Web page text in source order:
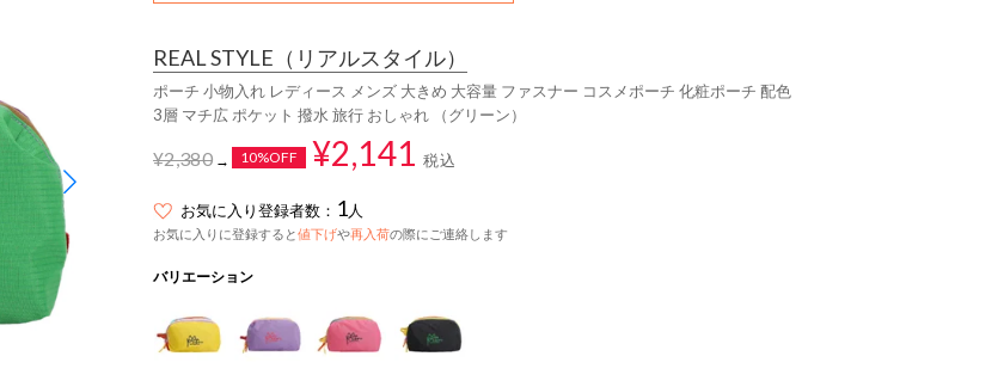
REAL STYLE （リアルスタイル）
ポーチ 小物入れ レディース メンズ 大きめ 大容量 ファスナー コスメポーチ 化粧ポーチ 配色
3層 マチ広 ポケット 撥水 旅行 おしゃれ （グリーン）
¥2,380→ 10%OFF ¥2,141 税込
お気に入り登録者数： 1人
お気に入りに登録すると値下げや再入荷の際にご連絡します
バリエーション